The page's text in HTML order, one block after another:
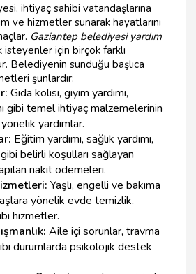
ihtiyaç sahibi vatandaşlarına
ve hizmetler sunarak hayatlarını
Gaziantep belediyesi yardım
için birçok farklı
Belediyenin sunduğu başlıca
şunlardır:
Gıda kolisi, giyim yardımı,
gibi temel ihtiyaç malzemelerinin
yardımlar.
Eğitim yardımı, sağlık yardımı,
belirli koşulları sağlayan
nakit ödemeleri.
Yaşlı, engelli ve bakıma
yönelik evde temizlik,
hizmetler.
Aile içi sorunlar, travma
durumlarda psikolojik destek